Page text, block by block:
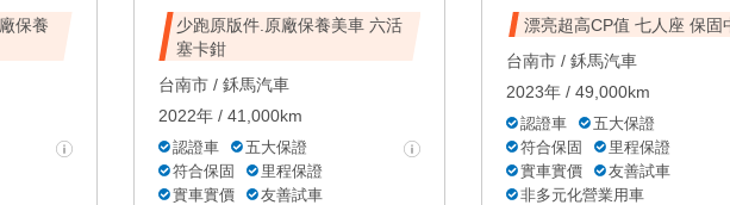
保養
少跑原版件.原廠保養美車 六活
塞卡鉗
台南市 / 鉌馬汽車
2022年 / 41,000km
認證車
五大保證
符合保固
里程保證
實車實價
友善試車
漂亮超高CP值 七人座 保固
台南市 / 鉌馬汽車
2023年 / 49,000km
認證車
五大保證
符合保固
里程保證
實車實價
友善試車
非多元化營業用車